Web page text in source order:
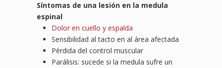
Síntomas de una lesión en la medula
espinal
Dolor en cuello y espalda
Sensibilidad al tacto en al área afectada
Pérdida del control muscular
Parálisis: sucede si la medula sufre un